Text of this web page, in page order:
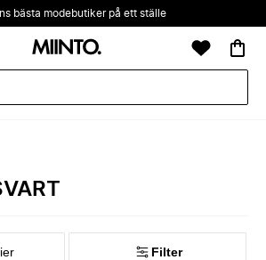
bästa modebutiker på ett ställe
Filter